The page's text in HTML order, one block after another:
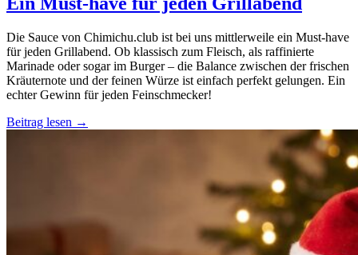
Die Sauce von Chimichu.club ist bei uns mittlerweile ein Must-have
für jeden Grillabend. Ob klassisch zum Fleisch, als raffinierte
Marinade oder sogar im Burger – die Balance zwischen der frischen
Kräuternote und der feinen Würze ist einfach perfekt gelungen. Ein
echter Gewinn für jeden Feinschmecker!
Beitrag lesen →